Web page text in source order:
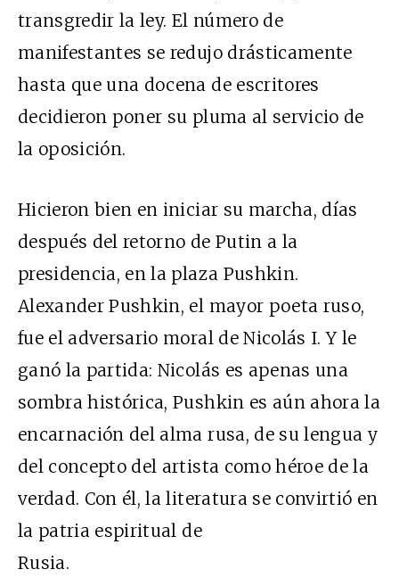
transgredir la ley. El número de
manifestantes se redujo drásticamente
hasta que una docena de escritores
decidieron poner su pluma al servicio de
la oposición.
Hicieron bien en iniciar su marcha, días
después del retorno de Putin a la
presidencia, en la plaza Pushkin.
Alexander Pushkin, el mayor poeta ruso,
fue el adversario moral de Nicolás I. Y le
ganó la partida: Nicolás es apenas una
sombra histórica, Pushkin es aún ahora la
encarnación del alma rusa, de su lengua y
del concepto del artista como héroe de la
verdad. Con él, la literatura se convirtió en
la patria espiritual de
Rusia.